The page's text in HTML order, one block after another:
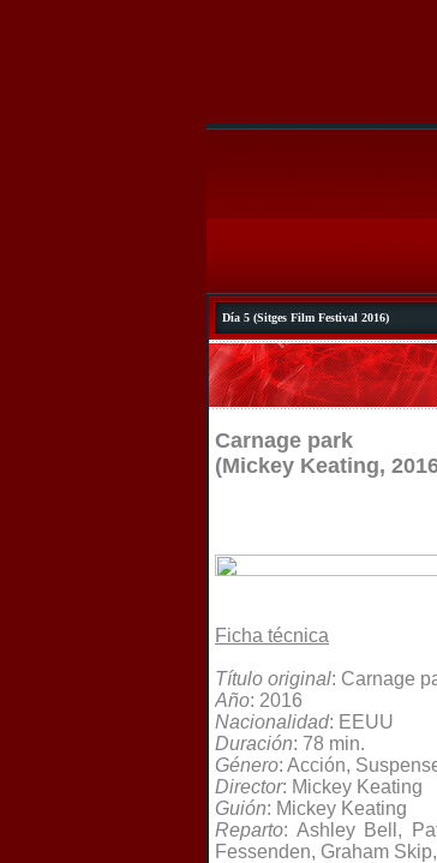
Día 5 (Sitges Film Festival 2016)
Carnage park
(Mickey Keating,
Ficha técnica
Título original: Carnage
Año: 2016
Nacionalidad: EEUU
Duración: 78 min.
Género: Acción,
Director: Mickey Keating
Guión: Mickey Keating
Reparto: Ashley Bell,
Fessenden, Graham